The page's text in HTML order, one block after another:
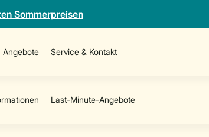
Sommerpreisen
Angebote Service & Kontakt